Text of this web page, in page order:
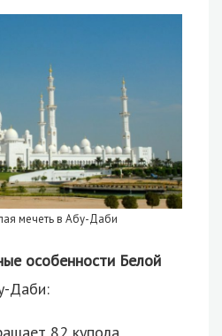
мечеть в Абу-Даби
особенности Белой
Даби:
82 купола,